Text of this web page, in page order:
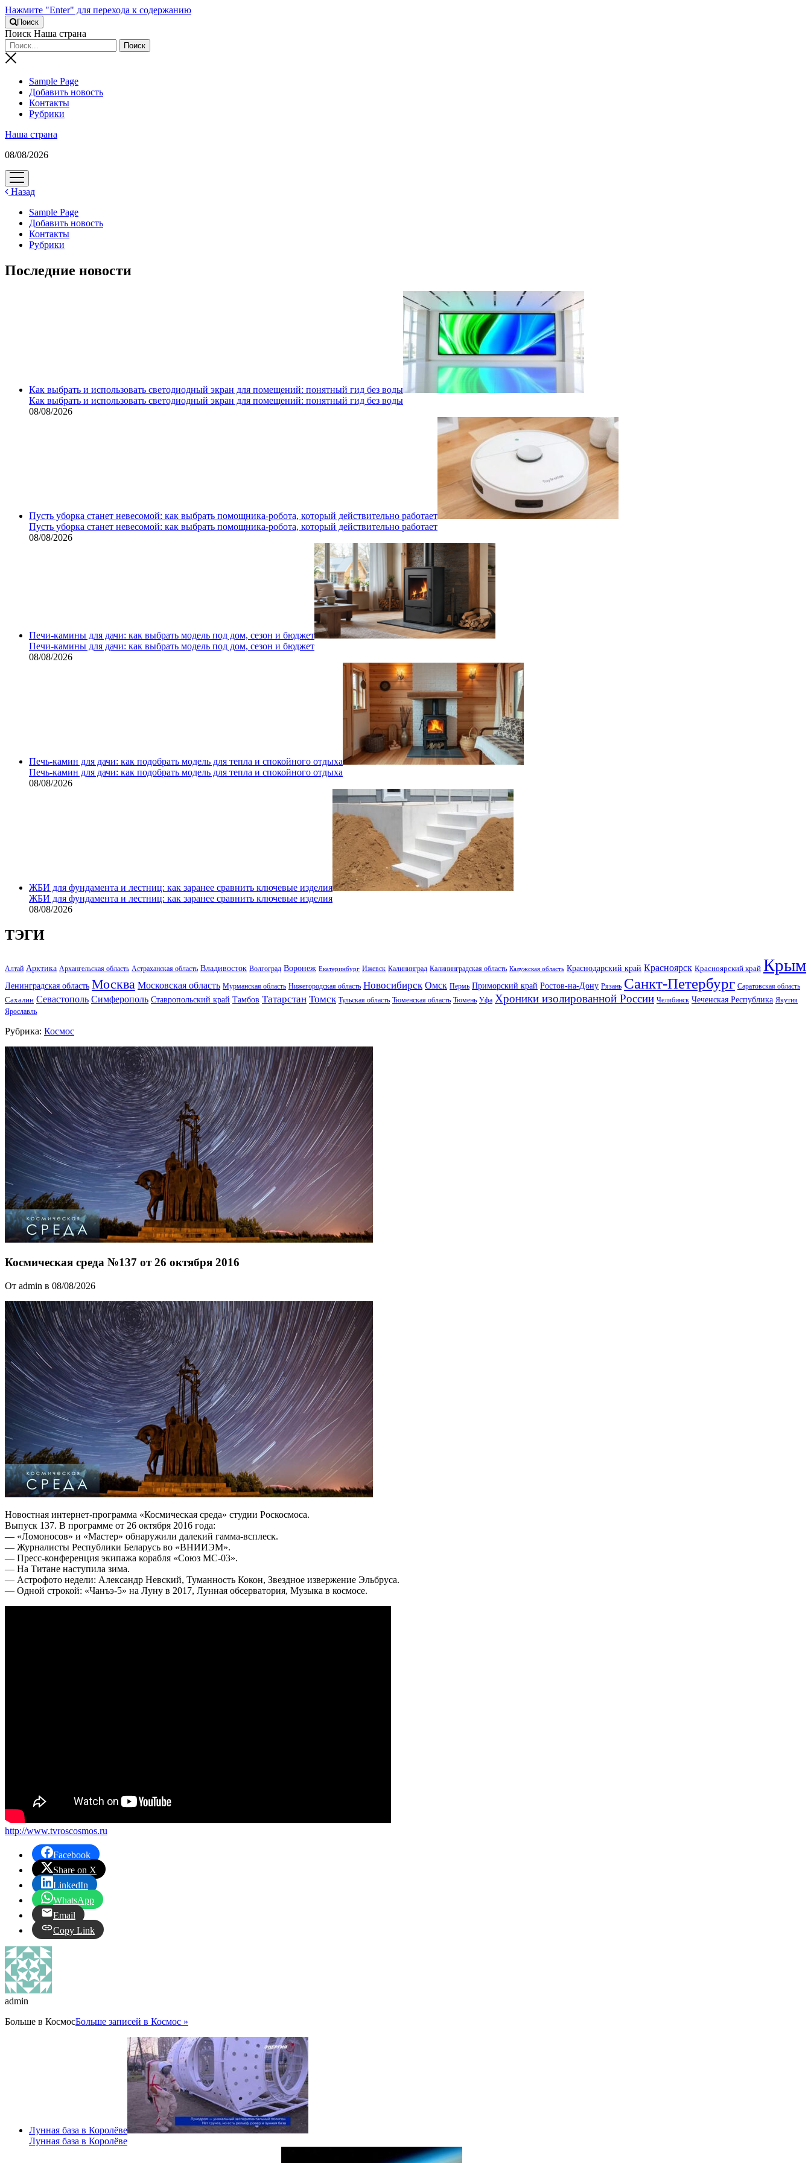
Нажмите "Enter" для перехода к содержанию
Поиск
Поиск Наша страна
Sample Page
Добавить новость
Контакты
Рубрики
Наша страна
08/08/2026
открыть
меню
Назад
Sample Page
Добавить новость
Контакты
Рубрики
Последние новости
Как выбрать и использовать светодиодный экран для помещений: понятный гид без воды
Как выбрать и использовать светодиодный экран для помещений: понятный гид без воды
08/08/2026
Пусть уборка станет невесомой: как выбрать помощника‑робота, который действительно работает
Пусть уборка станет невесомой: как выбрать помощника‑робота, который действительно работает
08/08/2026
Печи-камины для дачи: как выбрать модель под дом, сезон и бюджет
Печи-камины для дачи: как выбрать модель под дом, сезон и бюджет
08/08/2026
Печь-камин для дачи: как подобрать модель для тепла и спокойного отдыха
Печь-камин для дачи: как подобрать модель для тепла и спокойного отдыха
08/08/2026
ЖБИ для фундамента и лестниц: как заранее сравнить ключевые изделия
ЖБИ для фундамента и лестниц: как заранее сравнить ключевые изделия
08/08/2026
ТЭГИ
Алтай Арктика Архангельская область Астраханская область Владивосток Волгоград Воронеж Екатеринбург Ижевск Калининград Калининградская область Калужская область Краснодарский край Красноярск Красноярский край Крым
Ленинградская область Москва Московская область Мурманская область Нижегородская область Новосибирск Омск Пермь Приморский край Ростов-на-Дону Рязань Санкт-Петербург Саратовская область
Сахалин Севастополь Симферополь Ставропольский край Тамбов Татарстан Томск Тульская область Тюменская область Тюмень Уфа Хроники изолированной России Челябинск Чеченская Республика Якутия
Ярославль
Рубрика: Космос
Космическая среда №137 от 26 октября 2016
От admin в 08/08/2026
Новостная интернет-программа «Космическая среда» студии Роскосмоса.
Выпуск 137. В программе от 26 октября 2016 года:
— «Ломоносов» и «Мастер» обнаружили далекий гамма-всплеск.
— Журналисты Республики Беларусь во «ВНИИЭМ».
— Пресс-конференция экипажа корабля «Союз МС-03».
— На Титане наступила зима.
— Астрофото недели: Александр Невский, Туманность Кокон, Звездное извержение Эльбруса.
— Одной строкой: «Чанъэ-5» на Луну в 2017, Лунная обсерватория, Музыка в космосе.
http://www.tvroscosmos.ru
Facebook
Share on X
LinkedIn
WhatsApp
Email
Copy Link
admin
Больше в КосмосБольше записей в Космос »
Лунная база в Королёве
Лунная база в Королёве